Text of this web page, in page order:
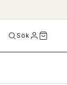
Sök